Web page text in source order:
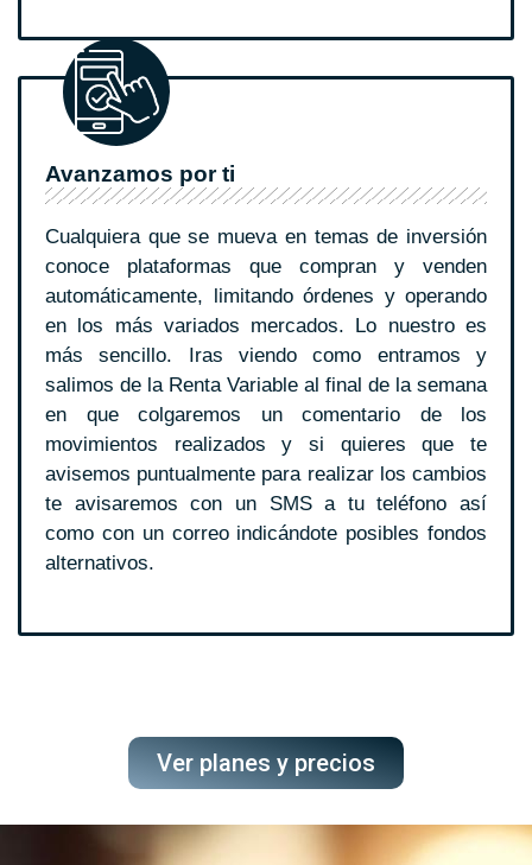
Avanzamos por ti
Cualquiera que se mueva en temas de inversión
conoce plataformas que compran y venden
automáticamente, limitando órdenes y operando
en los más variados mercados. Lo nuestro es
más sencillo. Iras viendo como entramos y
salimos de la Renta Variable al final de la semana
en que colgaremos un comentario de los
movimientos realizados y si quieres que te
avisemos puntualmente para realizar los cambios
te avisaremos con un SMS a tu teléfono así
como con un correo indicándote posibles fondos
alternativos.
Ver planes y precios